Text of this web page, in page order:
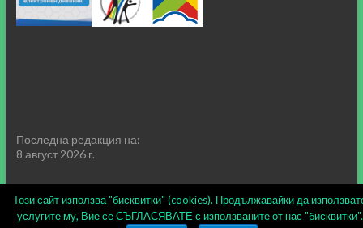
Последна редакция на:
8 август 2026 г.
Този сайт използва "бисквитки" (cookies). Продължавайки да
услугите му, Вие се СЪГЛАСЯВАТЕ с използваните от нас "бисквитки".